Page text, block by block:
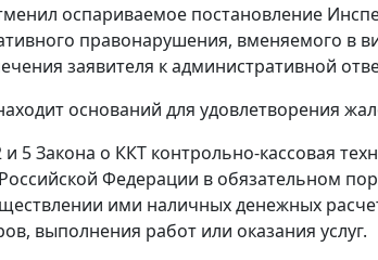
оспариваемое постановление
правонарушения, вменяемого в
заявителя к административной
оснований для удовлетворения
и 5Закона о ККТ контрольно-кассовая
Федерации в обязательном
ими наличных денежных
выполнения работ или оказания услуг.